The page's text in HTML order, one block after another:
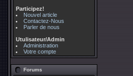
Participez!
Nouvel article
Contactez-Nous
Parler de nous
Utulisateur/Admin
Administration
Votre compte
Forums